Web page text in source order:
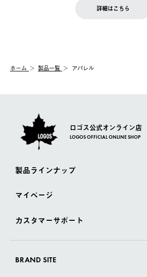
【配送業者】
佐川急便にて配送されます。
お客様都合の返品にかかる送料は、お客様
む）は受け付けておりません。
一度お手元の商品を返品いただき、ご希望
LOGOS FAMILY会員の方は、会員マイペ
詳細はこちら
ホーム 製品一覧 アパレル
ロゴス公式オンライン店
LOGOS OFFICIAL ONLINE SHOP
製品ラインナップ
マイページ
カスタマーサポート
BRAND SITE